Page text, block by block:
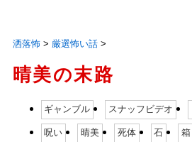
洒落怖> 厳選怖い話>
晴美の末路
ギャンブル スナッフビデオ
呪い 晴美 死体 石 箱